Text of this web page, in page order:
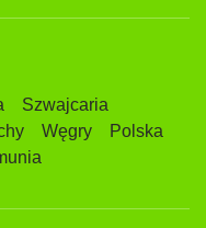
Szwajcaria
Węgry
Polska